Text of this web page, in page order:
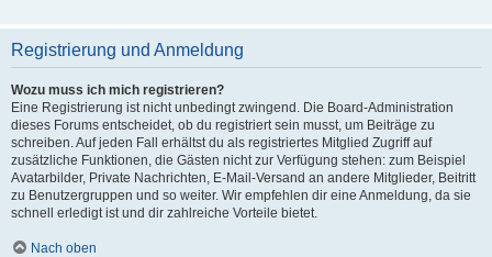
Registrierung und Anmeldung
Wozu muss ich mich registrieren?
Eine Registrierung ist nicht unbedingt zwingend. Die Board-Administration
dieses Forums entscheidet, ob du registriert sein musst, um Beiträge zu
schreiben. Auf jeden Fall erhältst du als registriertes Mitglied Zugriff auf
zusätzliche Funktionen, die Gästen nicht zur Verfügung stehen: zum Beispiel
Avatarbilder, Private Nachrichten, E-Mail-Versand an andere Mitglieder, Beitritt
zu Benutzergruppen und so weiter. Wir empfehlen dir eine Anmeldung, da sie
schnell erledigt ist und dir zahlreiche Vorteile bietet.
Nach oben